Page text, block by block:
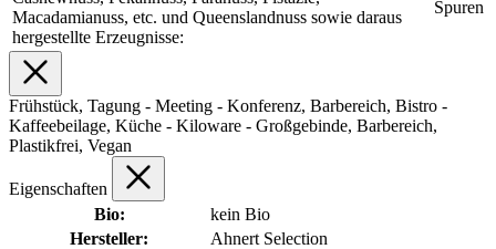
Macadamianuss, etc. und Queenslandnuss sowie daraus
hergestellte Erzeugnisse:
Spuren
Frühstück, Tagung - Meeting - Konferenz, Barbereich, Bistro -
Kaffeebeilage, Küche - Kiloware - Großgebinde, Barbereich,
Plastikfrei, Vegan
Eigenschaften
Bio:
kein Bio
Hersteller:
Ahnert Selection